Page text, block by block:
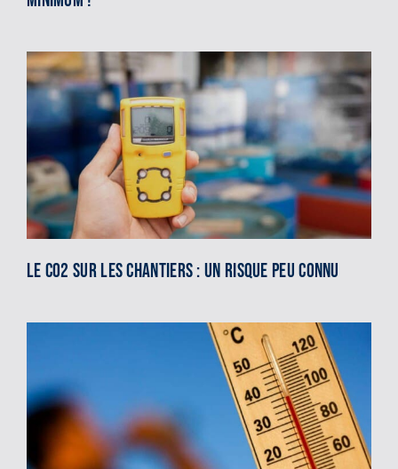
Le CO2 sur les chantiers : un risque peu connu